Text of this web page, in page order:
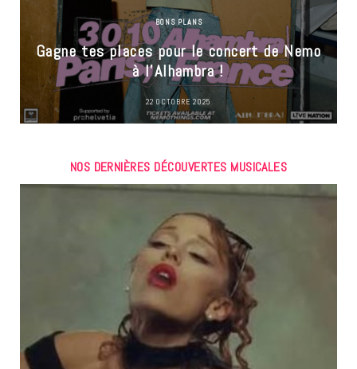
BONS PLANS
Gagne tes places pour le concert de Nemo
à l’Alhambra !
22 OCTOBRE 2025
NOS DERNIÈRES DÉCOUVERTES MUSICALES